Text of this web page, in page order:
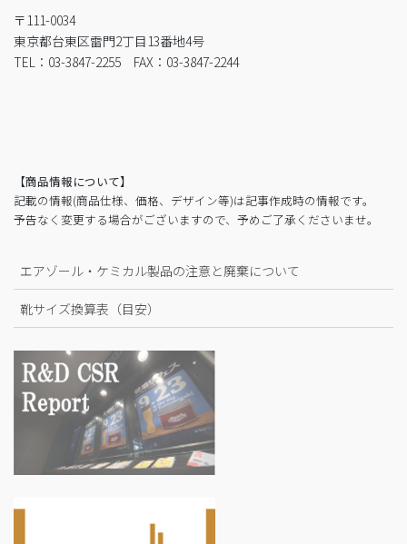
〒111-0034
東京都台東区雷門2丁目13番地4号
TEL：03-3847-2255 FAX：03-3847-2244
【商品情報について】
記載の情報(商品仕様、価格、デザイン等)は記事作成時の情報です。
予告なく変更する場合がございますので、予めご了承くださいませ。
エアゾール・ケミカル製品の注意と廃棄について
靴サイズ換算表（目安）